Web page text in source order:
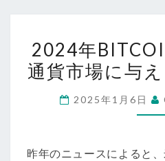
年
案
2024年
通貨市場に与
2025年1月6日
昨年のニュースによると